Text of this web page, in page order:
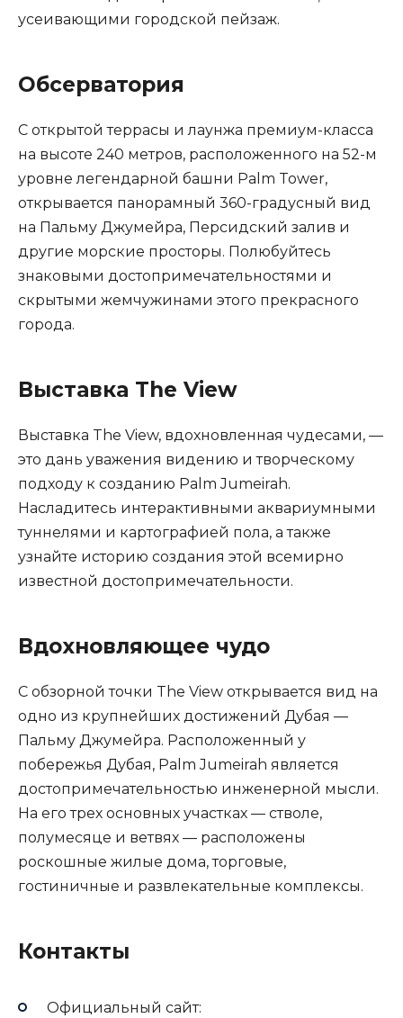
усеивающими городской пейзаж.
Обсерватория
С открытой террасы и лаунжа премиум-класса
на высоте 240 метров, расположенного на 52-м
уровне легендарной башни Palm Tower,
открывается панорамный 360-градусный вид
на Пальму Джумейра, Персидский залив и
другие морские просторы. Полюбуйтесь
знаковыми достопримечательностями и
скрытыми жемчужинами этого прекрасного
города.
Выставка The View
Выставка The View, вдохновленная чудесами, —
это дань уважения видению и творческому
подходу к созданию Palm Jumeirah.
Насладитесь интерактивными аквариумными
туннелями и картографией пола, а также
узнайте историю создания этой всемирно
известной достопримечательности.
Вдохновляющее чудо
С обзорной точки The View открывается вид на
одно из крупнейших достижений Дубая —
Пальму Джумейра. Расположенный у
побережья Дубая, Palm Jumeirah является
достопримечательностью инженерной мысли.
На его трех основных участках — стволе,
полумесяце и ветвях — расположены
роскошные жилые дома, торговые,
гостиничные и развлекательные комплексы.
Контакты
Официальный сайт: